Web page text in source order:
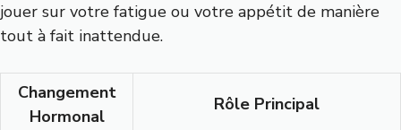
jouer sur votre fatigue ou votre appétit de manière
tout à fait inattendue.
Changement
Hormonal
Rôle Principal